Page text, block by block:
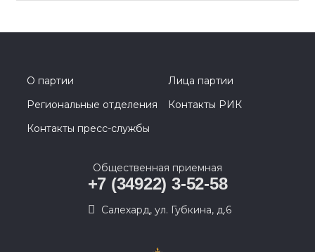
О партии
Лица партии
Региональные отделения
Контакты РИК
Контакты пресс-службы
Общественная приемная
+7 (34922) 3-52-58
Салехард, ул. Губкина, д.6